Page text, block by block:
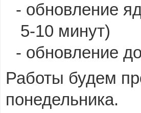
- обновление
5-10 минут)
- обновление
Работы будем
понедельника.